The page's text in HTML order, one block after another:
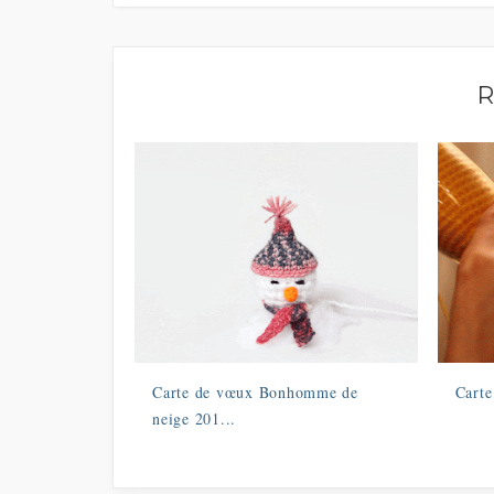
Carte de vœux Bonhomme de
neige 201...